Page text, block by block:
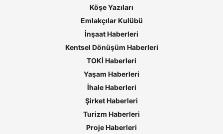
Köşe Yazıları
Emlakçılar Kulübü
İnşaat Haberleri
Kentsel Dönüşüm Haberleri
TOKİ Haberleri
Yaşam Haberleri
İhale Haberleri
Şirket Haberleri
Turizm Haberleri
Proje Haberleri